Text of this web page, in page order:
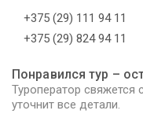
+375 (29) 111 94 11
+375 (29) 824 94 11
Понравился тур –
Туроператор свяжется
уточнит все детали.